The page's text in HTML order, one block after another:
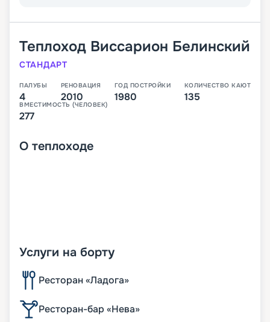
Теплоход Виссарион Белинский
СТАНДАРТ
ПАЛУБЫ
4
РЕНОВАЦИЯ
2010
ГОД ПОСТРОЙКИ
1980
КОЛИЧЕСТВО КАЮТ
135
ВМЕСТИМОСТЬ (ЧЕЛОВЕК)
277
О теплоходе
Услуги на борту
Ресторан «Ладога»
Ресторан-бар «Нева»